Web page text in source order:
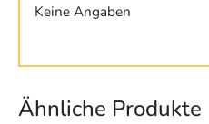
Keine Angaben
Ähnliche Produkte